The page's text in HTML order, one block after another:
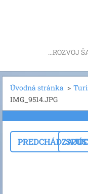
...ROZVOJ
Úvodná stránka >
IMG_9514.JPG